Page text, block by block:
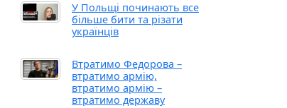
У Польщі починають все
більше бити та різати
українців
Втратимо Федорова –
втратимо армію,
втратимо армію –
втратимо державу